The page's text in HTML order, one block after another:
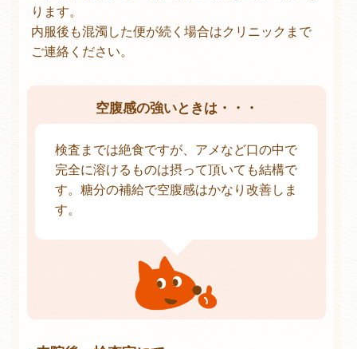
ります。
内服後も混濁した便が続く場合はクリニックまで
ご連絡ください。
空腹感の強いときは・・・
検査までは絶食ですが、アメなど口の中で
完全に溶けるものは摂って頂いても結構で
す。糖分の補給で空腹感はかなり改善しま
す。